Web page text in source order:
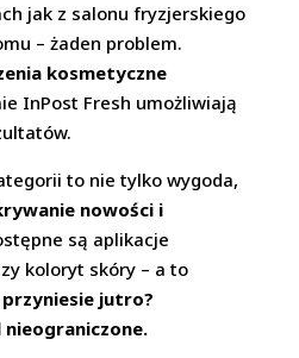
jak z salonu fryzjerskiego
– żaden problem.
kosmetyczne
InPost Fresh umożliwiają
to nie tylko wygoda,
nowości i
są aplikacje
koloryt skóry – a to
przyniesie jutro?
nieograniczone.